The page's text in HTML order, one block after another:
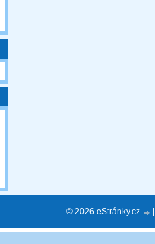
© 2026 eStránky.cz